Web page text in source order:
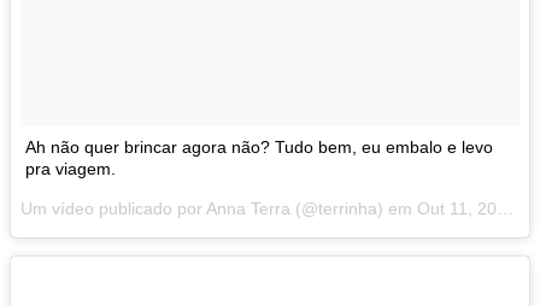
Ah não quer brincar agora não? Tudo bem, eu embalo e levo
pra viagem.
Um vídeo publicado por Anna Terra (@terrinha) em Out 11, 2014 at 12:09 PDT